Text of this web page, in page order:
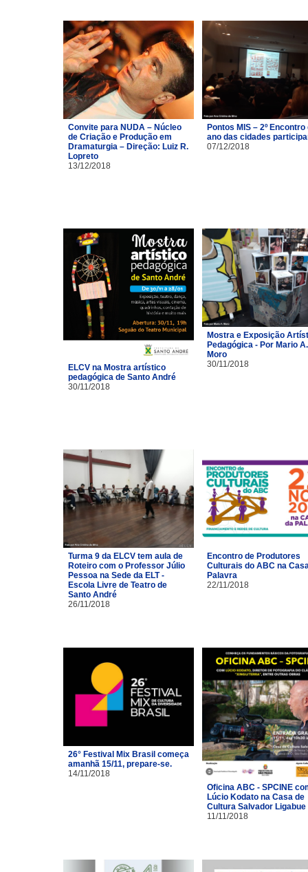
Convite para NUDA – Núcleo
de Criação e Produção em
Dramaturgia – Direção: Luiz R.
Lopreto
13/12/2018
Pontos MIS – 2º Encontro
ano das cidades
07/12/2018
ELCV na Mostra artístico
pedagógica de Santo André
30/11/2018
Mostra e Exposição
Pedagógica - Por Mario A.
Moro
30/11/2018
Turma 9 da ELCV tem aula de
Roteiro com o Professor Júlio
Pessoa na Sede da ELT -
Escola Livre de Teatro de
Santo André
26/11/2018
Encontro de Produtores
Culturais do ABC na
Palavra
22/11/2018
26° Festival Mix Brasil começa
amanhã 15/11, prepare-se.
14/11/2018
Oficina ABC - SPCINE
Lúcio Kodato na Casa de
Cultura Salvador Ligabue
11/11/2018